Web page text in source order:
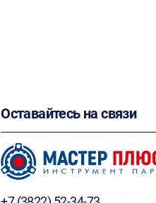
Оставайтесь на связи